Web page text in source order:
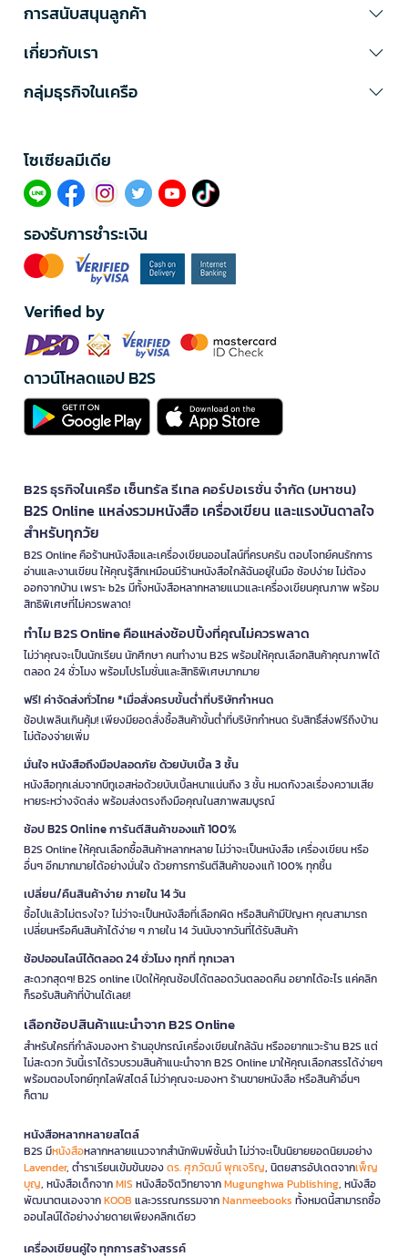
การสนับสนุนลูกค้า
เกี่ยวกับเรา
กลุ่มธุรกิจในเครือ
โซเซียลมีเดีย​
รองรับการชำระเงิน
Verified by
ดาวน์โหลดแอป B2S
B2S ธุรกิจในเครือ เซ็นทรัล รีเทล คอร์ปอเรชั่น จำกัด (มหาชน)
B2S Online แหล่งรวมหนังสือ เครื่องเขียน และแรงบันดาลใจ
สำหรับทุกวัย
B2S Online คือร้านหนังสือและเครื่องเขียนออนไลน์ที่ครบครัน ตอบโจทย์คนรักการ
อ่านและงานเขียน ให้คุณรู้สึกเหมือนมีร้านหนังสือใกล้ฉันอยู่ในมือ ช้อปง่าย ไม่ต้อง
ออกจากบ้าน เพราะ b2s มีทั้งหนังสือหลากหลายแนวและเครื่องเขียนคุณภาพ พร้อม
สิทธิพิเศษที่ไม่ควรพลาด!
ทำไม B2S Online คือแหล่งช้อปปิ้งที่คุณไม่ควรพลาด
ไม่ว่าคุณจะเป็นนักเรียน นักศึกษา คนทำงาน B2S พร้อมให้คุณเลือกสินค้าคุณภาพได้
ตลอด 24 ชั่วโมง พร้อมโปรโมชั่นและสิทธิพิเศษมากมาย
ฟรี! ค่าจัดส่งทั่วไทย *เมื่อสั่งครบขั้นต่ำที่บริษัทกำหนด
ช้อปเพลินเกินคุ้ม! เพียงมียอดสั่งซื้อสินค้าขั้นต่ำที่บริษัทกำหนด รับสิทธิ์ส่งฟรีถึงบ้าน
ไม่ต้องจ่ายเพิ่ม
มั่นใจ หนังสือถึงมือปลอดภัย ด้วยบับเบิ้ล 3 ชั้น
หนังสือทุกเล่มจากบีทูเอสห่อด้วยบับเบิ้ลหนาแน่นถึง 3 ชั้น หมดกังวลเรื่องความเสีย
หายระหว่างจัดส่ง พร้อมส่งตรงถึงมือคุณในสภาพสมบูรณ์
ช้อป B2S Online การันตีสินค้าของแท้ 100%
B2S Online ให้คุณเลือกซื้อสินค้าหลากหลาย ไม่ว่าจะเป็นหนังสือ เครื่องเขียน หรือ
อื่นๆ อีกมากมายได้อย่างมั่นใจ ด้วยการการันตีสินค้าของแท้ 100% ทุกชิ้น
เปลี่ยน/คืนสินค้าง่าย ภายใน 14 วัน
ซื้อไปแล้วไม่ตรงใจ? ไม่ว่าจะเป็นหนังสือที่เลือกผิด หรือสินค้ามีปัญหา คุณสามารถ
เปลี่ยนหรือคืนสินค้าได้ง่าย ๆ ภายใน 14 วันนับจากวันที่ได้รับสินค้า
ช้อปออนไลน์ได้ตลอด 24 ชั่วโมง ทุกที่ ทุกเวลา
สะดวกสุดๆ! B2S online เปิดให้คุณช้อปได้ตลอดวันตลอดคืน อยากได้อะไร แค่คลิก
ก็รอรับสินค้าที่บ้านได้เลย!
เลือกช้อปสินค้าแนะนำจาก B2S Online
สำหรับใครที่กำลังมองหา ร้านอุปกรณ์เครื่องเขียนใกล้ฉัน หรืออยากแวะร้าน B2S แต่
ไม่สะดวก วันนี้เราได้รวบรวมสินค้าแนะนำจาก B2S Online มาให้คุณเลือกสรรได้ง่ายๆ
พร้อมตอบโจทย์ทุกไลฟ์สไตล์ ไม่ว่าคุณจะมองหา ร้านขายหนังสือ หรือสินค้าอื่นๆ
ก็ตาม
หนังสือหลากหลายสไตล์
B2S มีหนังสือหลากหลายแนวจากสำนักพิมพ์ชั้นนำ ไม่ว่าจะเป็นนิยายยอดนิยมอย่าง
Lavender, ตำราเรียนเข้มข้นของดร. ศุภวัฒน์ พุกเจริญ, นิตยสารอัปเดตจากเพ็ญ
บุญ, หนังสือเด็กจากMIS หนังสือจิตวิทยาจากMugunghwa Publishing, หนังสือ
พัฒนาตนเองจากKOOB และวรรณกรรมจากNanmeebooks ทั้งหมดนี้สามารถซื้อ
ออนไลน์ได้อย่างง่ายดายเพียงคลิกเดียว
เครื่องเขียนคู่ใจ ทุกการสร้างสรรค์